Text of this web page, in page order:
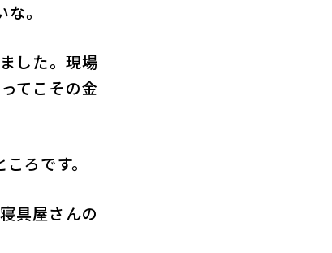
。
した。現場
てこその金
ろです。
具屋さんの